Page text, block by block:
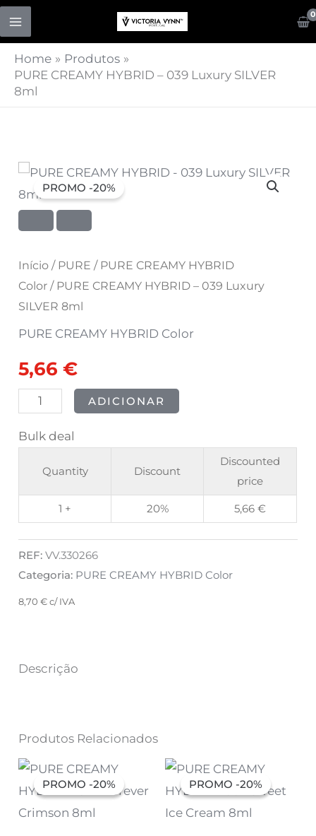
Skip
content
Home
Produtos
PURE CREAMY HYBRID – 039 Luxury SILVER
8ml
Início / PURE / PURE CREAMY HYBRID
Color / PURE CREAMY HYBRID – 039 Luxury
SILVER 8ml
PURE CREAMY HYBRID Color
O
preço
era:
7,07 €.
5,66€
O
preço
é:
5,66 €.
Quantidade
de
PURE
HYBRID
-
039
8ml
ADICIONAR
Bulk deal
Quantity Discount
Discounted
price
1 + 20% 5,66€
REF:VV.330266
Categoria: PURE CREAMY HYBRID Color
8,70€ c/ IVA
Descrição
Produtos Relacionados
PROMO -20%
PROMO -20%
O
preço
original
7,07 €.
O
preço
atual
5,66 €.
PROMO -20%
PROMO -20%
O
preço
original
7,07 €.
O
preço
atual
5,66 €.
PROMO -20%